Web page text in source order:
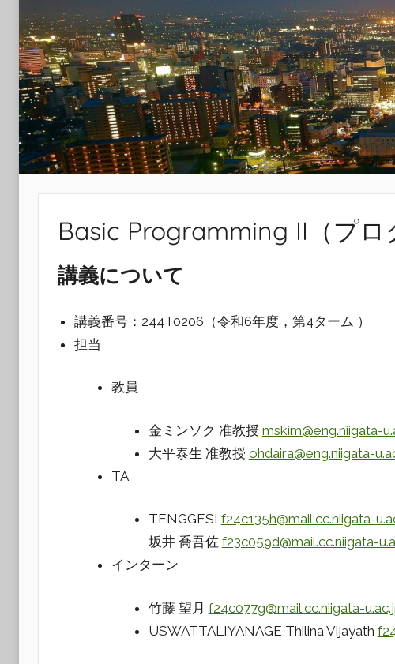
Laboratory
Basic Programming II（プロ
講義について
講義番号：244T0206（令和6年度，第4ターム ）
担当
教員
金ミンソク 准教授 mskim@eng.niigata-
大平泰生 准教授 ohdaira@eng.niigata-
TA
TENGGESI f24c135h@mail.cc.niigata-
坂井 喬吾佐 f23c059d@mail.cc.niigata-
インターン
竹藤 望月 f24c077g@mail.cc.niigata-
USWATTALIYANAGE Thilina Vijayath